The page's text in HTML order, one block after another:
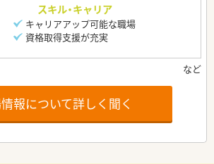
スキル・キャリア
キャリアアップ可能な職場
資格取得支援が充実
報について詳しく聞く